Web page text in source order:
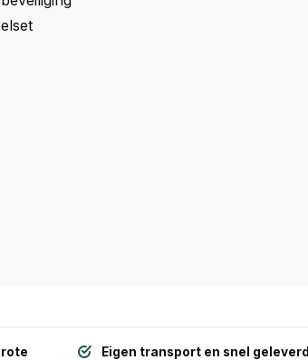
Eigen transport en snel geleverd